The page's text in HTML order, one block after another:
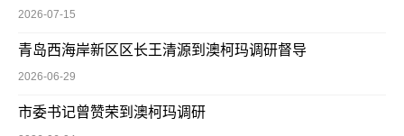
2026-07-15
青岛西海岸新区区长王清源到澳柯玛调研督导
2026-06-29
市委书记曾赞荣到澳柯玛调研